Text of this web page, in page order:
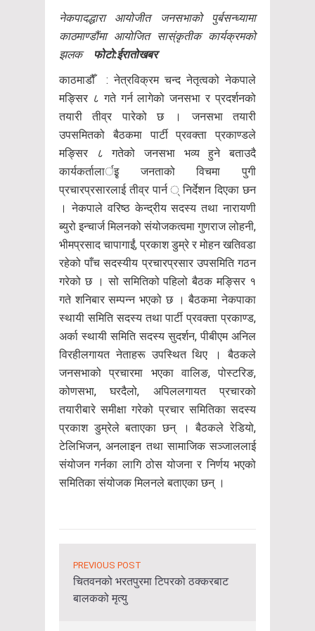
नेकपादद्धारा आयोजीत जनसभाको पुर्बसन्ध्यामा
काठमाण्डौंमा आयोजित सास्ंकृतीक कार्यक्रमको
झलक
फोटो:ईरातोखबर
काठमाडौँ : नेत्रविक्रम चन्द नेतृत्वको नेकपाले
मङ्सिर ८ गते गर्न लागेको जनसभा र प्रदर्शनको
तयारी तीव्र पारेको छ । जनसभा तयारी
उपसमितको बैठकमा पार्टी प्रवक्ता प्रकाण्डले
मङ्सिर ८ गतेको जनसभा भव्य हुने बताउदै
कार्यकर्तालार्इृ जनताको विचमा पुगी
प्रचारप्रसारलाई तीव्र पार्न ् निर्देशन दिएका छन
। नेकपाले वरिष्ठ केन्द्रीय सदस्य तथा नारायणी
ब्युरो इन्चार्ज मिलनको संयोजकत्वमा गुणराज लोहनी,
भीमप्रसाद चापागाईं, प्रकाश डुम्रे र मोहन खतिवडा
रहेको पाँच सदस्यीय प्रचारप्रसार उपसमिति गठन
गरेको छ । सो समितिको पहिलो बैठक मङ्सिर १
गते शनिबार सम्पन्न भएको छ । बैठकमा नेकपाका
स्थायी समिति सदस्य तथा पार्टी प्रवक्ता प्रकाण्ड,
अर्का स्थायी समिति सदस्य सुदर्शन, पीबीएम अनिल
विरहीलगायत नेताहरू उपस्थित थिए । बैठकले
जनसभाको प्रचारमा भएका वालिङ, पोस्टरिङ,
कोणसभा, घरदैलो, अपिललगायत प्रचारको
तयारीबारे समीक्षा गरेको प्रचार समितिका सदस्य
प्रकाश डुम्रेले बताएका छन् । बैठकले रेडियो,
टेलिभिजन, अनलाइन तथा सामाजिक सञ्जाललाई
संयोजन गर्नका लागि ठोस योजना र निर्णय भएको
समितिका संयोजक मिलनले बताएका छन् ।
PREVIOUS POST
चितवनको भरतपुरमा टिपरको ठक्करबाट
बालकको मृत्यु